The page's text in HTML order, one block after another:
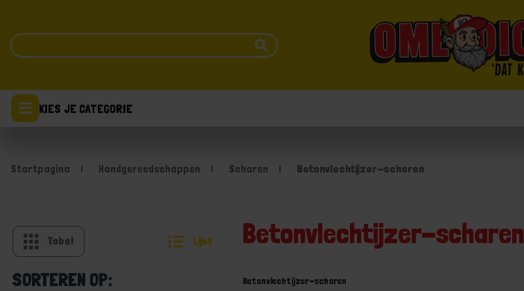
KIES JE CATEGORIE
Startpagina Handgereedschappen Scharen Betonvlechtijzer-scharen
Tabel Lijst
SORTEREN OP:
Betonvlechtijzer-scharen
Betonvlechtijzer-scharen